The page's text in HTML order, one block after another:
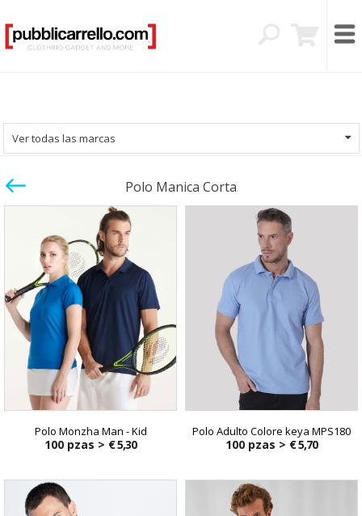
Ver todas las marcas
Polo Manica Corta
Polo Monzha Man - Kid
100 pzas > € 5,30
Polo Adulto Colore keya MPS180
100 pzas > € 5,70